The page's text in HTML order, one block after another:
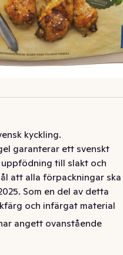
kyckling.
garanterar ett svenskt
till slakt och
att alla förpackningar ska
Som en del av detta
och infärgat material
kyckling, vilket ökar
att du sorterar som
angett ovanstående